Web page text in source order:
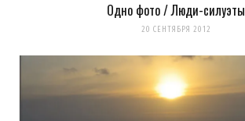
Одно фото / Люди-силуэты
20 СЕНТЯБРЯ 2012